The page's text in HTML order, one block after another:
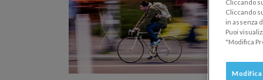
Cliccando
Cliccando
in assenza
Puoi
"Modifica